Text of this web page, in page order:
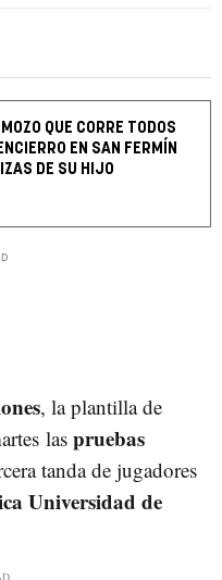
QUE CORRE TODOS
EN SAN FERMÍN
DE SU HIJO
, la plantilla de
laspruebas
tanda de jugadores
Universidad de